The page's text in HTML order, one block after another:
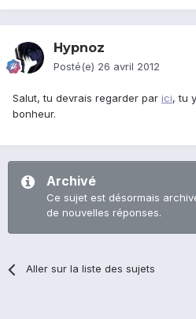
Hypnoz
Posté(e) 26 avril 2012
Salut, tu devrais regarder par ici, tu
bonheur.
Archivé
Ce sujet est désormais
de nouvelles réponses.
Aller sur la liste des sujets